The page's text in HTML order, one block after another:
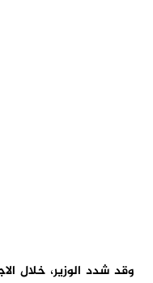
وقد شدد الوزير، خلال